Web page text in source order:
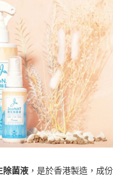
除菌液，是於香港製造，成